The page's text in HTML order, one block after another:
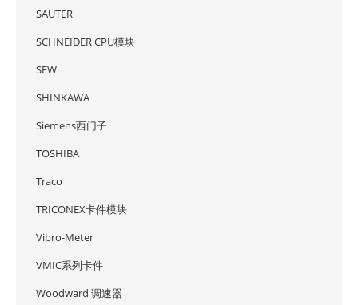
SAUTER
SCHNEIDER CPU模块
SEW
SHINKAWA
Siemens西门子
TOSHIBA
Traco
TRICONEX卡件模块
Vibro-Meter
VMIC系列卡件
Woodward 调速器